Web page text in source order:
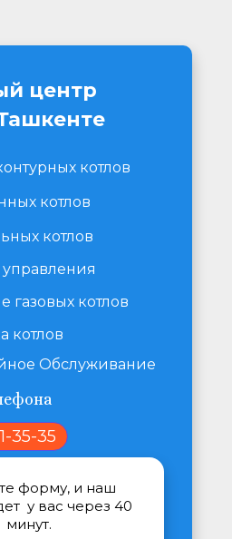
центр
форму, и наш
у вас через 40
минут.
котлов
котлов
котлов
газовых котлов
котлов
Обслуживание
35-35